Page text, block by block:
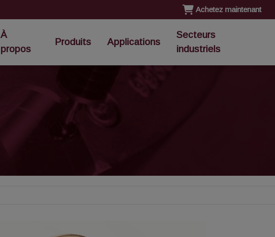
Achetez maintenant
À
propos
Produits Applications
Secteurs
industriels